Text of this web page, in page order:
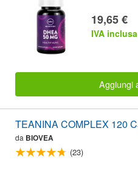
19,65 €
IVA inclusa
Aggiungi
TEANINA COMPLEX 120
da BIOVEA
(23)